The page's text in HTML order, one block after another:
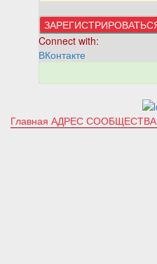
Connect with:
ВКонтакте
Главная АДРЕС СООБЩЕСТВА